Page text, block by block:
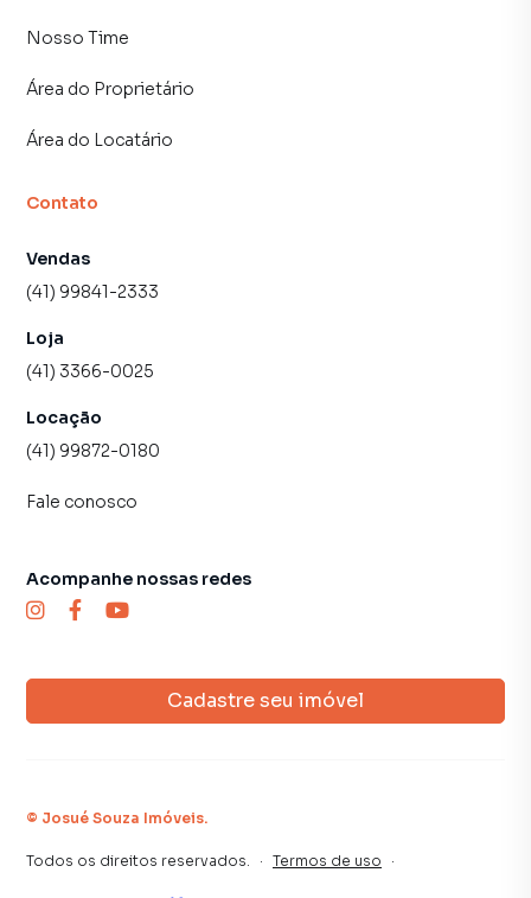
Disponibilidade e valores sujeitos a confirmação.
Nosso Time
Área do Proprietário
Área do Locatário
Contato
Vendas
(41) 99841-2333
Loja
(41) 3366-0025
Locação
(41) 99872-0180
Fale conosco
Cadastre seu imóvel
Acompanhe nossas redes
© Josué Souza Imóveis.
Todos os direitos reservados. · Termos de uso ·